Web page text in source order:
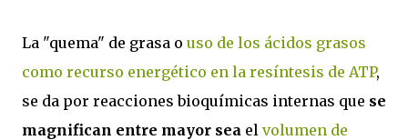
La "quema" de grasa o uso de los ácidos grasos
como recurso energético en la resíntesis de ATP,
se da por reacciones bioquímicas internas que se
magnifican entre mayor sea el volumen de